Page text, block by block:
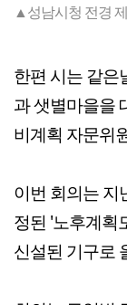
▲성남시청 전경
한편 시는 같은
과 샛별마을을
비계획 자문위
이번 회의는 지
정된 '노후계획
신설된 기구로